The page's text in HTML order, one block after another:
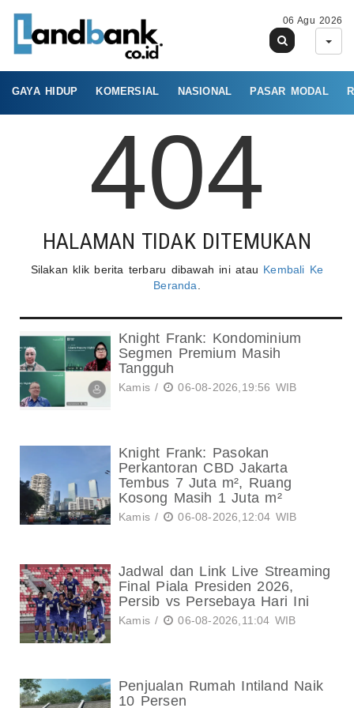
06 Agu 2026
GAYA HIDUP KOMERSIAL NASIONAL PASAR MODAL
404
HALAMAN TIDAK DITEMUKAN
Silakan klik berita terbaru dibawah ini atau Kembali Ke
Beranda
Knight Frank: Kondominium
Segmen Premium Masih
Tangguh
Kamis / 06-08-2026,19:56 WIB
Knight Frank: Pasokan
Perkantoran CBD Jakarta
Tembus 7 Juta m², Ruang
Kosong Masih 1 Juta m²
Kamis / 06-08-2026,12:04 WIB
Jadwal dan Link Live Streaming
Final Piala Presiden 2026,
Persib vs Persebaya Hari Ini
Kamis / 06-08-2026,11:04 WIB
Penjualan Rumah Intiland Naik
10 Persen